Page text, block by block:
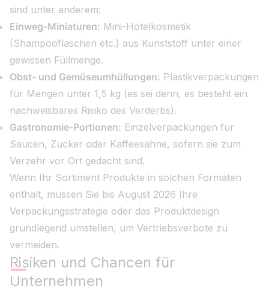
sind unter anderem:
Einweg-Miniaturen: Mini-Hotelkosmetik
(Shampooflaschen etc.) aus Kunststoff unter einer
gewissen Füllmenge.
Obst- und Gemüseumhüllungen: Plastikverpackungen
für Mengen unter 1,5 kg (es sei denn, es besteht ein
nachweisbares Risiko des Verderbs).
Gastronomie-Portionen: Einzelverpackungen für
Saucen, Zucker oder Kaffeesahne, sofern sie zum
Verzehr vor Ort gedacht sind.
Wenn Ihr Sortiment Produkte in solchen Formaten
enthält, müssen Sie bis August 2026 Ihre
Verpackungsstrategie oder das Produktdesign
grundlegend umstellen, um Vertriebsverbote zu
vermeiden.
Risiken und Chancen für
Unternehmen